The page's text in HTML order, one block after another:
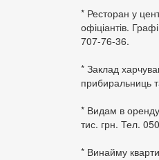
* Ресторан у
офіціантів.
707-76-36.
* Заклад
прибиральниць
* Видам в оренду
тис. грн. Тел.
* Винайму